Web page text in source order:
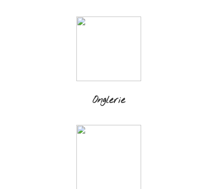
Onglerie